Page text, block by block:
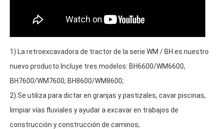
1) La retroexcavadora de tractor de la serie WM / BH es nuestro
nuevo producto.Incluye tres modelos: BH6600/WM6600,
BH7600/WM7600, BH8600/WM8600;
2) Se utiliza para dictar en granjas y pastizales, cavar piscinas,
limpiar vías fluviales y ayudar a excavar en trabajos de
construcción y construcción de caminos;